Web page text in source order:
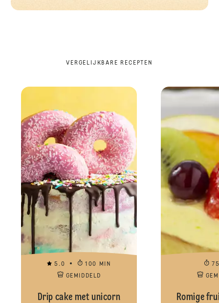
VERGELIJKBARE RECEPTEN
5.0
100 MIN
GEMIDDELD
Drip cake met unicorn
Romige